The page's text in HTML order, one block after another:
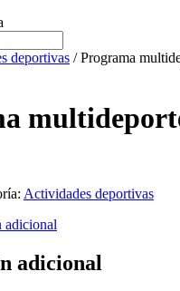
deportivas / Programa
Actividades deportivas
adicional
adicional